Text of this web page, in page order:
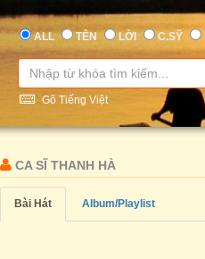
ALL TÊN LỜI C.SỸ
Gõ Tiếng Việt
CA SĨ THANH HÀ
Bài Hát Album/Playlist